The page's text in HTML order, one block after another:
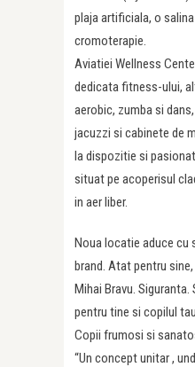
plaja artificiala, o
cromoterapie.
Aviatiei Wellness
dedicata fitness-ului,
aerobic, zumba si
jacuzzi si cabinete de
la dispozitie si
situat pe acoperisul
in aer liber.
Noua locatie aduce cu
brand. Atat pentru
Mihai Bravu.
pentru tine si copilul
Copii frumosi si
“Un concept unitar ,